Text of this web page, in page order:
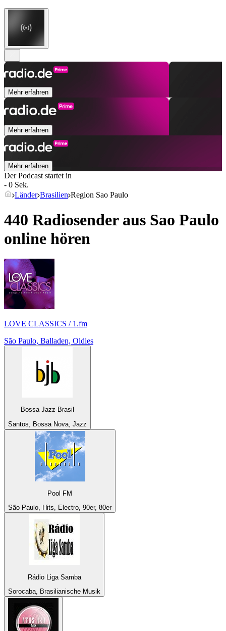
Mehr erfahren
Mehr erfahren
Mehr erfahren
Der Podcast startet in
- 0 Sek.
Länder Brasilien Region Sao Paulo
440 Radiosender aus Sao Paulo
online hören
LOVE CLASSICS / 1.fm
São Paulo, Balladen, Oldies
Bossa Jazz Brasil
Santos, Bossa Nova, Jazz
Pool FM
São Paulo, Hits, Electro, 90er, 80er
Rádio Liga Samba
Sorocaba, Brasilianische Musik